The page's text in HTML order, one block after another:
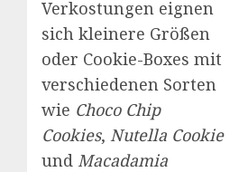
Verkostungen eignen
sich kleinere Größen
oder Cookie-Boxes mit
verschiedenen Sorten
wie Choco Chip
Cookies, Nutella Cookie
und Macadamia